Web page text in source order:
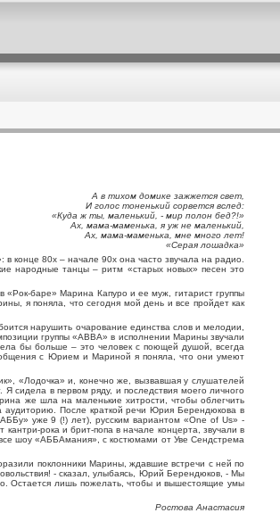
А в тихом домике зажжется свет,
И голос тоненький сорвется вслед:
«Куда ж ты, маленький, - мир полон бед?!»
Ах, мама-маменька, я уж не маленький,
Ах, мама-маменька, мне много лет!
«Серая лошадка»
конце 80х – начале 90х она часто звучала на радио.
народные танцы – ритм «старых новых» песен это
баре» Марина Капуро и ее муж, гитарист группы
я поняла, что сегодня мой день и все пройдет как
нарушить очарование единства слов и мелодии,
группы «ABBA» в исполнении Марины звучали
бы больше – это человек с поющей душой, всегда
общения с Юрием и Мариной я поняла, что они умеют
«Лодочка» и, конечно же, вызвавшая у слушателей
сидела в первом ряду, и последствия моего личного
же шла на маленькие хитрости, чтобы облегчить
аудиторию. После краткой речи Юрия Берендюкова в
уже 9 (!) лет), русским вариантом «One of Us» -
рока и брит-попа в начале концерта, звучали в
шоу «АББАмания», с костюмами от Уве Сендстрема
поклонники Марины, ждавшие встречи с ней по
- сказал, улыбаясь, Юрий Берендюков, - Мы
Остается лишь пожелать, чтобы и вышестоящие умы
Ростова Анастасия